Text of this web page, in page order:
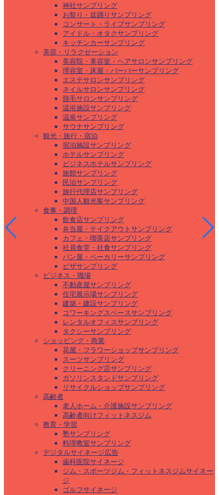
神社サンプリング
お祭り・盆踊りサンプリング
コンサート・ライブサンプリング
アイドル・オタクサンプリング
キッチンカーサンプリング
美容・リラクゼーション
美容院・美容室・ヘアサロンサンプリング
理容室・床屋・バーバーサンプリング
エステサロンサンプリング
ネイルサロンサンプリング
脱毛サロンサンプリング
温浴施設サンプリング
温泉サンプリング
サウナサンプリング
観光・旅行・宿泊
宿泊施設サンプリング
ホテルサンプリング
ビジネスホテルサンプリング
旅館サンプリング
民泊サンプリング
旅行代理店サンプリング
中国人観光客サンプリング
食事・調理
飲食店サンプリング
弁当屋・テイクアウトサンプリング
カフェ・喫茶店サンプリング
社員食堂・社食サンプリング
パン屋・ベーカリーサンプリング
ピザサンプリング
ビジネス・職場
不動産屋サンプリング
住宅展示場サンプリング
建築・建設サンプリング
コワーキングスペースサンプリング
レンタルオフィスサンプリング
タクシーサンプリング
ショッピング・商業
花屋・フラワーショップサンプリング
スーツサンプリング
クリーニング店サンプリング
ガソリンスタンドサンプリング
リサイクルショップサンプリング
高齢者
老人ホーム・介護施設サンプリング
高齢者向けフィットネスジム
教育・学習
塾サンプリング
料理教室サンプリング
デジタルサイネージ広告
歯科医院サイネージ
ジム・スポーツジム・フィットネスジムサイネー
ジ
ゴルフサイネージ